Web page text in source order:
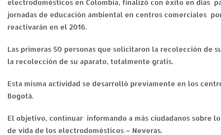
electrodomésticos en Colombia, finalizó con éxito en días
jornadas de educación ambiental en centros comerciales
reactivarán en el 2016.
Las primeras 50 personas que solicitaron la recolección de
la recolección de su aparato, totalmente gratis.
Esta misma actividad se desarrolló previamente en los
Bogotá.
El objetivo, continuar informando a más ciudadanos sobre
de vida de los electrodomésticos – Neveras.